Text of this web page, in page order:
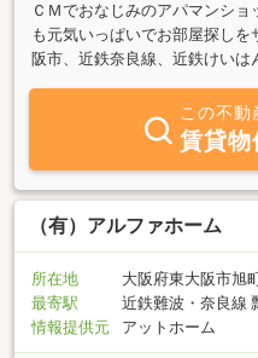
ＣＭでおなじみのアパマンシ
も元気いっぱいでお部屋探し
阪市、近鉄奈良線、近鉄けい
この不動
賃貸物
（有）アルファホーム
所在地
大阪府東大阪市旭
最寄駅
近鉄難波・奈良線
情報提供元
アットホーム